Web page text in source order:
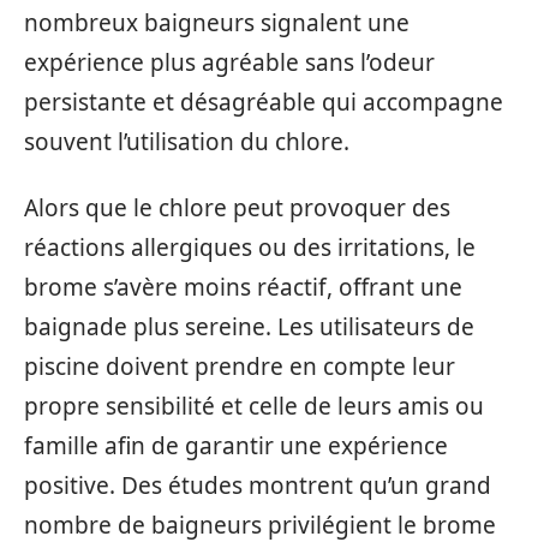
nombreux baigneurs signalent une
expérience plus agréable sans l’odeur
persistante et désagréable qui accompagne
souvent l’utilisation du chlore.
Alors que le chlore peut provoquer des
réactions allergiques ou des irritations, le
brome s’avère moins réactif, offrant une
baignade plus sereine. Les utilisateurs de
piscine doivent prendre en compte leur
propre sensibilité et celle de leurs amis ou
famille afin de garantir une expérience
positive. Des études montrent qu’un grand
nombre de baigneurs privilégient le brome